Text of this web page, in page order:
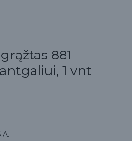
881
1 vnt